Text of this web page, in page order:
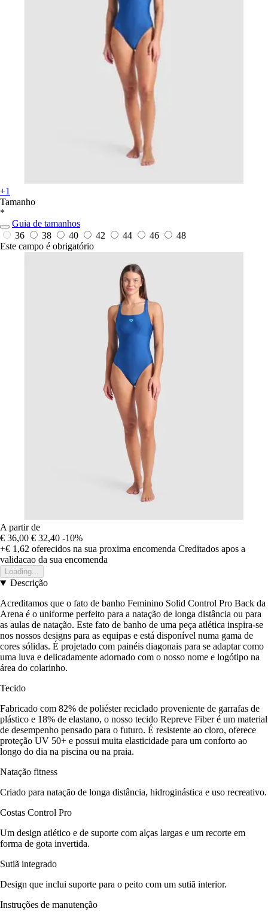
+1
Tamanho
*
Guia de tamanhos
36
38 40 42 44 46
48
Este campo é obrigatório
A partir de
€ 36,00 € 32,40 -10%
+€ 1,62 oferecidos na sua proxima encomenda Creditados apos a
validacao da sua encomenda
Loading...
Descrição
Acreditamos que o fato de banho Feminino Solid Control Pro Back da
Arena é o uniforme perfeito para a natação de longa distância ou para
as aulas de natação. Este fato de banho de uma peça atlética inspira-se
nos nossos designs para as equipas e está disponível numa gama de
cores sólidas. É projetado com painéis diagonais para se adaptar como
uma luva e delicadamente adornado com o nosso nome e logótipo na
área do colarinho.
Tecido
Fabricado com 82% de poliéster reciclado proveniente de garrafas de
plástico e 18% de elastano, o nosso tecido Repreve Fiber é um material
de desempenho pensado para o futuro. É resistente ao cloro, oferece
proteção UV 50+ e possui muita elasticidade para um conforto ao
longo do dia na piscina ou na praia.
Natação fitness
Criado para natação de longa distância, hidroginástica e uso recreativo.
Costas Control Pro
Um design atlético e de suporte com alças largas e um recorte em
forma de gota invertida.
Sutiã integrado
Design que inclui suporte para o peito com um sutiã interior.
Instruções de manutenção